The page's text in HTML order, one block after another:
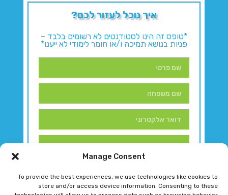
Manage Consent
To provide the best experiences, we use technologies like cookies to
store and/or access device information. Consenting to these
איך נוכל לעזור לכם?
*טופס זה הינו לסטודנטים לא רשומים בלבד –
פניות בנושא תמיכה ו/או חומר לימודי לא ייענו*